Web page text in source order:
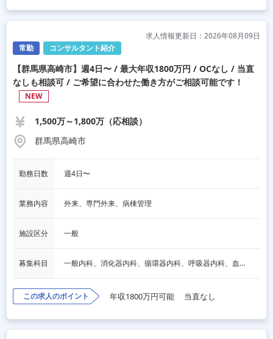
常勤 コンサルタント紹介
求人情報更新日：2026年08月09日
【群馬県高崎市】週4日〜 / 最大年収1800万円 / OCなし / 当直
なしも相談可 / ご希望に合わせた働き方がご相談可能です！
NEW
1,500万～1,800万（応相談）
群馬県高崎市
勤務日数 週4日〜
業務内容 外来、専門外来、病棟管理
施設区分 一般
募集科目 一般内科、消化器内科、循環器内科、呼吸器内科、血液内科、心療内科、脳神経内科、内分泌内科、老人内科
この求人のポイント 年収1800万円可能 当直なし